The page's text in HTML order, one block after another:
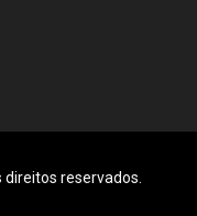
reservados.